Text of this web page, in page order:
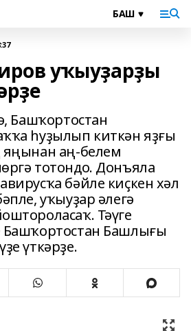
уҡыуҙарҙы
Башҡортостан
һуҙылып киткән яҙғы
яңынан аң-белем
тотондо. Донъяла
бәйле киҫкен хәл
уҡыуҙар әлегә
Тәүге
Башҡортостан Башлығы
үткәрҙе.